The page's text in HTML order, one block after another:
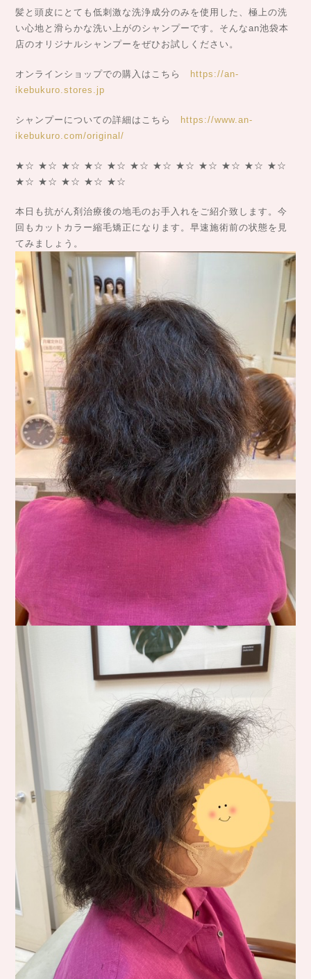
髪と頭皮にとても低刺激な洗浄成分のみを使用した、極上の洗
い心地と滑らかな洗い上がのシャンプーです。そんなan池袋本
店のオリジナルシャンプーをぜひお試しください。
オンラインショップでの購入はこちら
https://an-
ikebukuro.stores.jp
シャンプーについての詳細はこちら
https://www.an-
ikebukuro.com/original/
★☆ ★☆ ★☆ ★☆ ★☆ ★☆ ★☆ ★☆ ★☆ ★☆ ★☆ ★☆
★☆ ★☆ ★☆ ★☆ ★☆
本日も抗がん剤治療後の地毛のお手入れをご紹介致します。今
回もカットカラー縮毛矯正になります。早速施術前の状態を見
てみましょう。